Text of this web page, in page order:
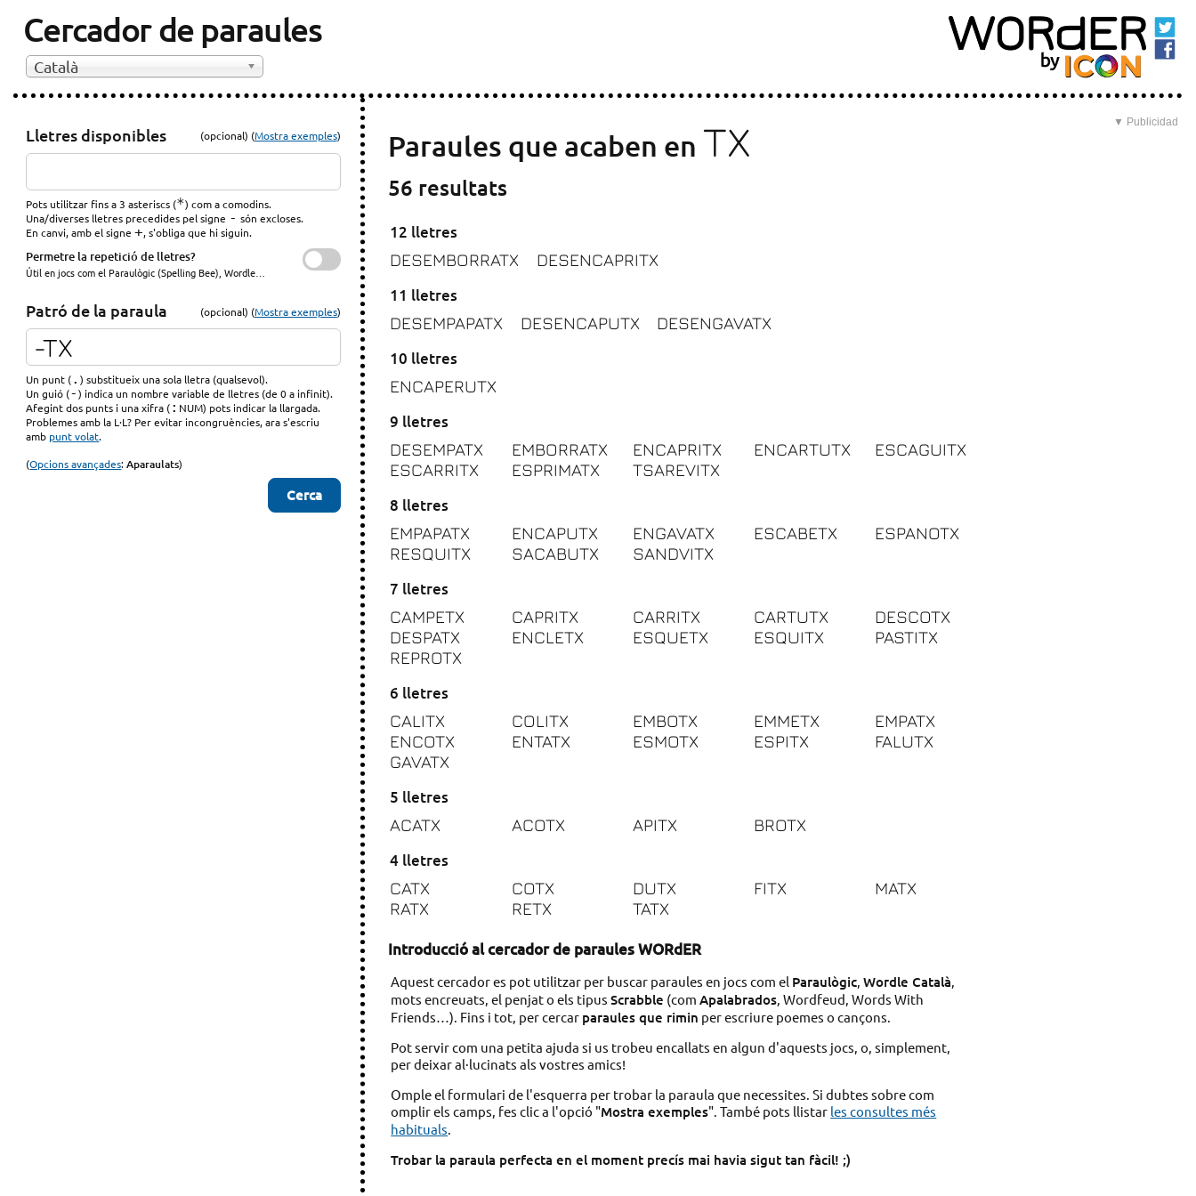
Cercador de paraules
Català
Lletres disponibles (opcional) (Mostra exemples)
Pots utilitzar fins a 3 asteriscs (*) com a comodins.
Una/diverses lletres precedides pel signe - són excloses.
En canvi, amb el signe+, s'obliga que hi siguin.
Permetre la repetició de lletres?
Útil en jocs com el Paraulògic (Spelling Bee), Wordle…
Patró de la paraula (opcional) (Mostra exemples)
Un punt (.) substitueix una sola lletra (qualsevol).
Un guió (-) indica un nombre variable de lletres (de 0 a infinit).
Afegint dos punts i una xifra (: NUM) pots indicar la llargada.
Problemes amb la L·L? Per evitar incongruències, ara s'escriu
amb punt volat.
(Opcions avançades:Aparaulats)
▼ Publicidad
Paraules que acaben en TX
56 resultats
12 lletres
DESEMBORRATX
DESENCAPRITX
11 lletres
DESEMPAPATX
DESENCAPUTX
DESENGAVATX
10 lletres
ENCAPERUTX
9 lletres
DESEMPATX
EMBORRATX ENCAPRITX ENCARTUTX
ESCAGUITX
ESCARRITX
ESPRIMATX
TSAREVITX
8 lletres
EMPAPATX
ENCAPUTX ENGAVATX ESCABETX
ESPANOTX
RESQUITX
SACABUTX
SANDVITX
7 lletres
CAMPETX
CAPRITX CARRITX CARTUTX
DESCOTX
DESPATX
ENCLETX ESQUETX ESQUITX
PASTITX
REPROTX
6 lletres
CALITX
COLITX EMBOTX EMMETX
EMPATX
ENCOTX
ENTATX ESMOTX ESPITX
FALUTX
GAVATX
5 lletres
ACATX
ACOTX APITX
BROTX
4 lletres
CATX
COTX DUTX FITX
MATX
RATX
RETX TATX
Introducció al cercador de paraules WORdER
Aquest cercador es pot utilitzar per buscar paraules en jocs com el Paraulògic ,Wordle Català
mots encreuats, el penjat o els tipusScrabble (com Apalabrados , Wordfeud, Words With
Friends…). Fins i tot, per cercar paraules que rimin per escriure poemes o cançons.
Pot servir com una petita ajuda si us trobeu encallats en algun d'aquests jocs, o, simplement,
per deixar al·lucinats als vostres amics!
Omple el formulari de l'esquerra per trobar la paraula que necessites. Si dubtes sobre com
omplir els camps, fes clic a l'opció "Mostra exemples". També pots llistar les consultes més
habituals.
Trobar la paraula perfecta en el moment precís mai havia sigut tan fàcil! ;)